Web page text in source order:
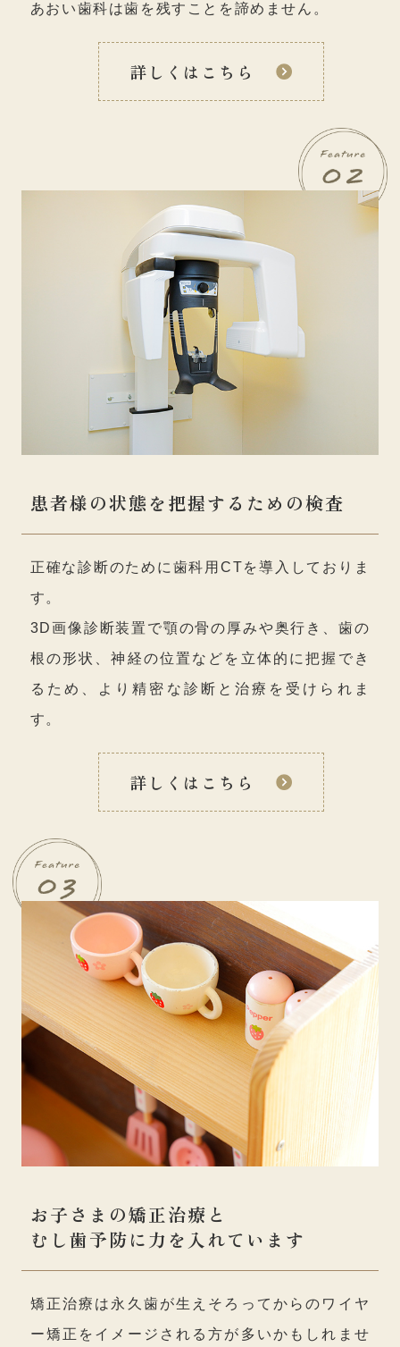
あおい歯科は歯を残すことを諦めません。
詳しくはこちら
患者様の状態を把握するための検査
正確な診断のために歯科用CTを導入しておりま
す。
3D画像診断装置で顎の骨の厚みや奥行き、歯の
根の形状、神経の位置などを立体的に把握でき
るため、より精密な診断と治療を受けられま
す。
詳しくはこちら
お子さまの矯正治療と
むし歯予防に力を入れています
矯正治療は永久歯が生えそろってからのワイヤ
ー矯正をイメージされる方が多いかもしれませ